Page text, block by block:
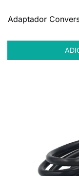
Adaptador